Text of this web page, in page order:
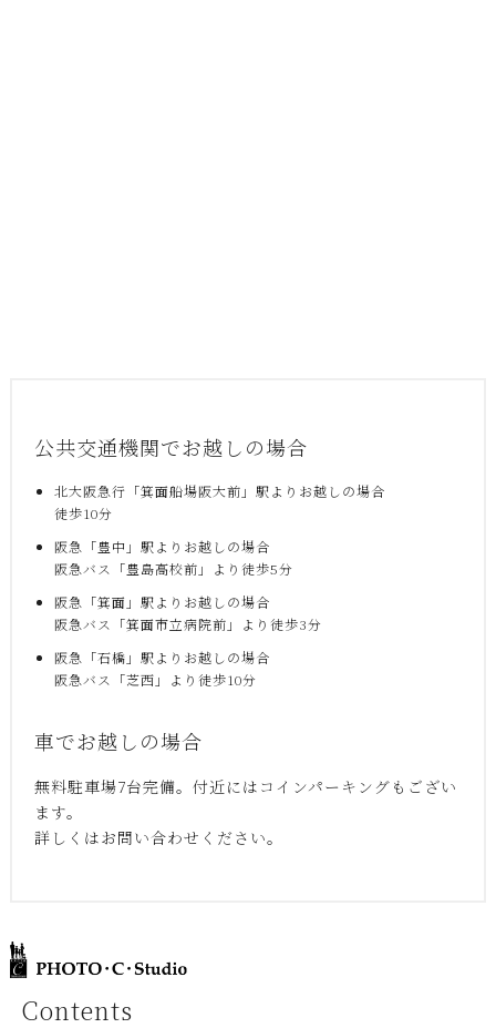
公共交通機関でお越しの場合
北大阪急行「箕面船場阪大前」駅よりお越しの場合
徒歩10分
阪急「豊中」駅よりお越しの場合
阪急バス「豊島高校前」より徒歩5分
阪急「箕面」駅よりお越しの場合
阪急バス「箕面市立病院前」より徒歩3分
阪急「石橋」駅よりお越しの場合
阪急バス「芝西」より徒歩10分
車でお越しの場合
無料駐車場7台完備。付近にはコインパーキングもござい
ます。
詳しくはお問い合わせください。
Contents